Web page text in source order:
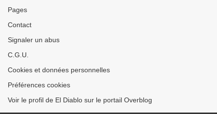
Pages
Contact
Signaler un abus
C.G.U.
Cookies et données personnelles
Préférences cookies
Voir le profil de El Diablo sur le portail Overblog